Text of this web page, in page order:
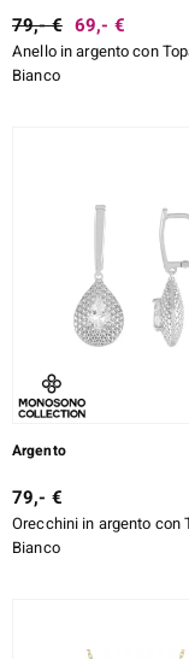
79,- € 69,- €
Anello in argento con
Bianco
Argento
79,- €
Orecchini in argento con
Bianco